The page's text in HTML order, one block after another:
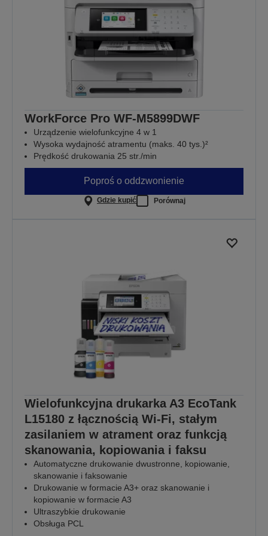
WorkForce Pro WF-M5899DWF
Urządzenie wielofunkcyjne 4 w 1
Wysoka wydajność atramentu (maks. 40 tys.)²
Prędkość drukowania 25 str./min
Poproś o oddzwonienie
Gdzie kupić Porównaj
Wielofunkcyjna drukarka A3 EcoTank
L15180 z łącznością Wi-Fi, stałym
zasilaniem w atrament oraz funkcją
skanowania, kopiowania i faksu
Automatyczne drukowanie dwustronne, kopiowanie,
skanowanie i faksowanie
Drukowanie w formacie A3+ oraz skanowanie i
kopiowanie w formacie A3
Ultraszybkie drukowanie
Obsługa PCL